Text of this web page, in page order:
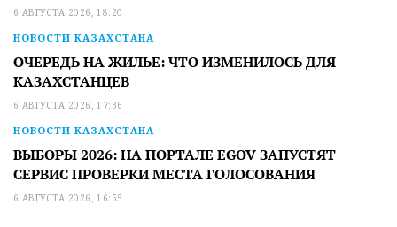
6 АВГУСТА 2026, 18:20
НОВОСТИ КАЗАХСТАНА
ОЧЕРЕДЬ НА ЖИЛЬЕ: ЧТО ИЗМЕНИЛОСЬ ДЛЯ
КАЗАХСТАНЦЕВ
6 АВГУСТА 2026, 17:36
НОВОСТИ КАЗАХСТАНА
ВЫБОРЫ 2026: НА ПОРТАЛЕ EGOV ЗАПУСТЯТ
СЕРВИС ПРОВЕРКИ МЕСТА ГОЛОСОВАНИЯ
6 АВГУСТА 2026, 16:55